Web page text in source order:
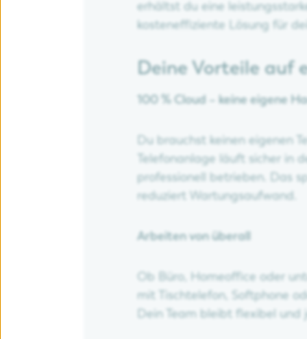
erhältst du eine
kosteneffiziente Lösung für
Deine Vorteile auf
100 % Cloud – keine eigene
Du brauchst keinen eigenen
Telefonanlage läuft sicher in
professionell betrieben. Das
reduziert Wartungsaufwand.
Arbeiten von überall
Ob Büro, Homeoffice oder
mit Tischtelefon, Softphone
Dein Team bleibt flexibel und